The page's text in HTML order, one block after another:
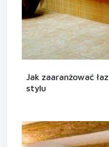
Jak zaaranżować
stylu